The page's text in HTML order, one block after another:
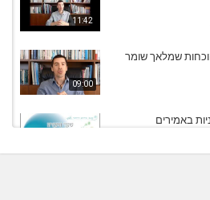
11:42
09:00
– עשר ההוכחות שמלאך שומר
באמירים